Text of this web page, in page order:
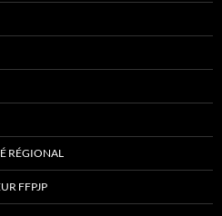
RÉGIONAL
FFPJP